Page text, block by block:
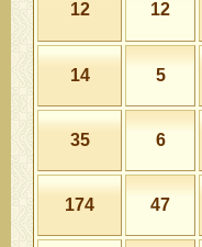
12
12
5
14
6
35
47
174